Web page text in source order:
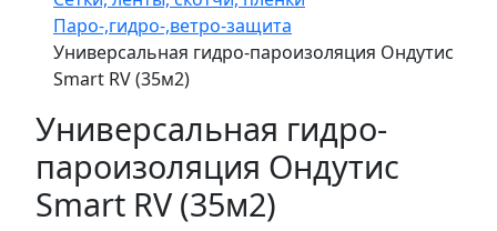
Паро-,гидро-,ветро-защита
Универсальная гидро-пароизоляция Ондутис
Smart RV (35м2)
Универсальная гидро-
пароизоляция Ондутис
Smart RV (35м2)